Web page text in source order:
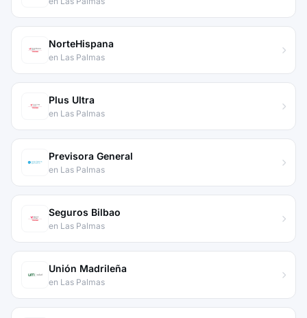
NorteHispana
en Las Palmas
Plus Ultra
en Las Palmas
Previsora General
en Las Palmas
Seguros Bilbao
en Las Palmas
Unión Madrileña
en Las Palmas